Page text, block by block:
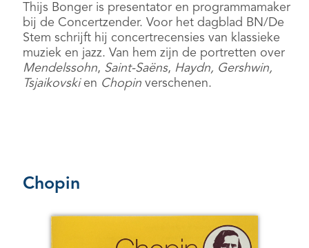
Thijs Bonger is presentator en programmamaker
bij de Concertzender. Voor het dagblad BN/De
Stem schrijft hij concertrecensies van klassieke
muziek en jazz. Van hem zijn de portretten over
Mendelssohn, Saint-Saëns, Haydn, Gershwin,
Tsjaikovskien Chopin verschenen.
Chopin